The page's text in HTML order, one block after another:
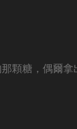
顆糖，偶爾